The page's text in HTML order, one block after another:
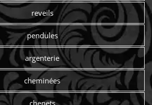
reveils
pendules
argenterie
cheminées